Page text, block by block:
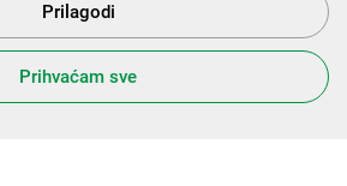
s Vama od 2014. godine!
Prilagodi
Prihvaćam sve